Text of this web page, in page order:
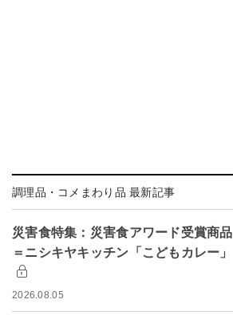
調理品・コメまわり品 最新記事
災害食特集：災害食アワード受賞商品
＝ニシキヤキッチン「こどもカレー」
2026.08.05